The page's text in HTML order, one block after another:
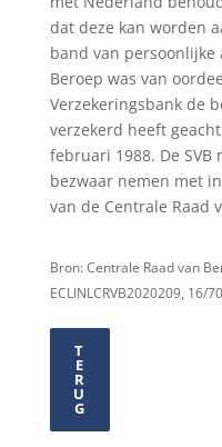
dat deze kan worden
band van persoonlijke
Beroep was van
Verzekeringsbank de
verzekerd heeft
februari 1988. De
bezwaar nemen met
van de Centrale Raad
Bron: Centrale Raad van
ECLINLCRVB2020209, 16/
T
E
R
U
G